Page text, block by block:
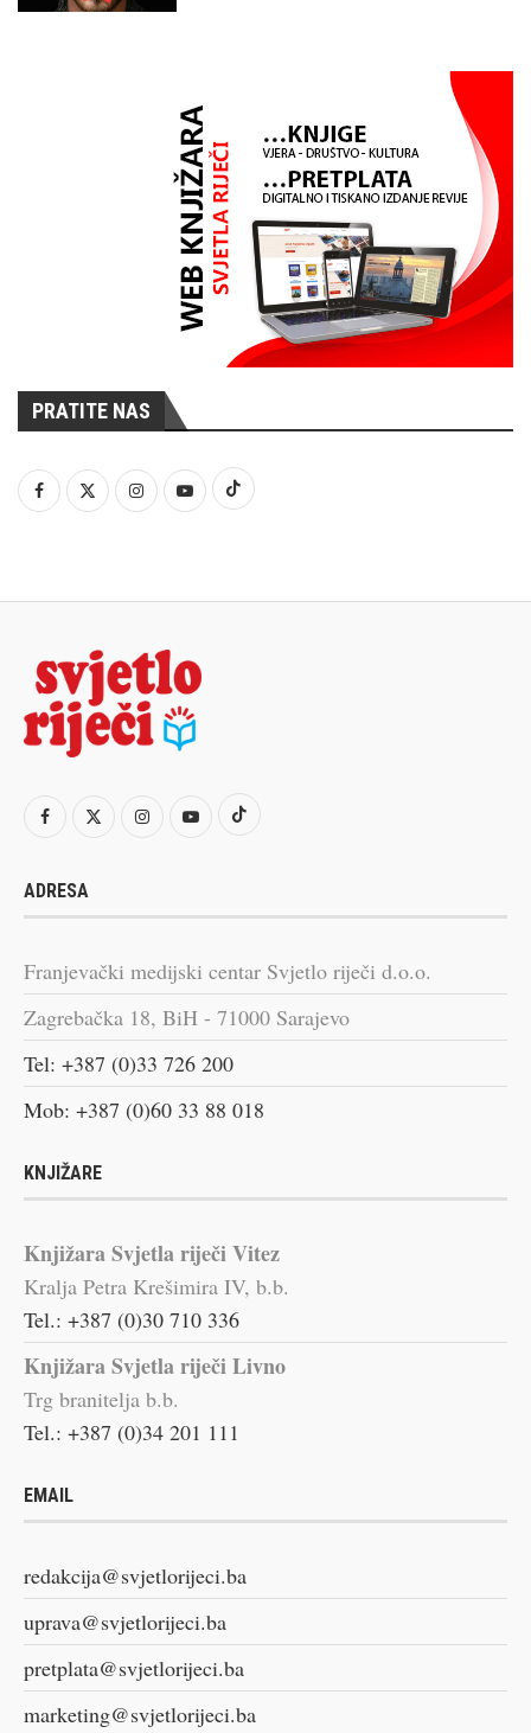
PRATITE NAS
ADRESA
Franjevački medijski centar Svjetlo riječi d.o.o.
Zagrebačka 18, BiH - 71000 Sarajevo
Tel: +387 (0)33 726 200
Mob: +387 (0)60 33 88 018
KNJIŽARE
Knjižara Svjetla riječi Vitez
Kralja Petra Krešimira IV, b.b.
Tel.: +387 (0)30 710 336
Knjižara Svjetla riječi Livno
Trg branitelja b.b.
Tel.: +387 (0)34 201 111
EMAIL
redakcija@svjetlorijeci.ba
uprava@svjetlorijeci.ba
pretplata@svjetlorijeci.ba
marketing@svjetlorijeci.ba